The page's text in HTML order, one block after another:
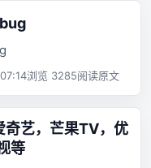
浏览 3285阅读原文
奇艺，芒果TV，优
等